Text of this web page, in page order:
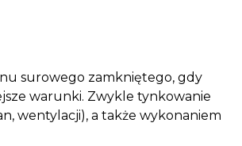
surowego zamkniętego, gdy
warunki. Zwykle tynkowanie
wentylacji), a także wykonaniem